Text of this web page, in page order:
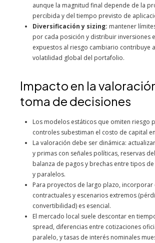
aunque la magnitud final depende de la
percibida y del tiempo previsto de
Diversificación y sizing: mantener
por cada posición y distribuir inversiones
expuestos al riesgo cambiario contribuye
volatilidad global del portafolio.
Impacto en la
toma de decisiones
Los modelos estáticos que omiten riesgo
controles subestiman el costo de capital
La valoración debe ser dinámica:
y primas con señales políticas, reservas
balanza de pagos y brechas entre tipos
y paralelos.
Para proyectos de largo plazo, incorporar
contractuales y escenarios extremos
convertibilidad) es esencial.
El mercado local suele descontar en
spread, diferencias entre cotizaciones
paralelo, y tasas de interés nominales